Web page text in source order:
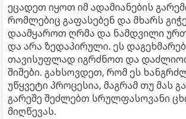
ეცადეთ იყოთ იმ ადამიანების
რომლებიც გაფასებენ და მხარს
დაამყაროთ ღრმა და ნამდვილი
და არა ზედაპირული. ეს
თავისუფლად იგრძნოთ და
შიშები. გახსოვდეთ, რომ ეს
უწყვეტი პროცესია, მაგრამ თუ მას
გარეშე შეძლებთ სრულფასოვანი
მიღწევას.